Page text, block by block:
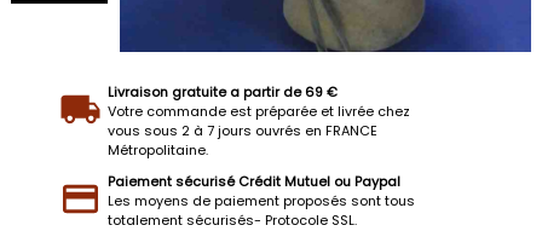
Livraison gratuite a partir de 69 €
Votre commande est préparée et livrée chez
vous sous 2 à 7 jours ouvrés en FRANCE
Métropolitaine.
Paiement sécurisé Crédit Mutuel ou Paypal
Les moyens de paiement proposés sont tous
totalement sécurisés- Protocole SSL.